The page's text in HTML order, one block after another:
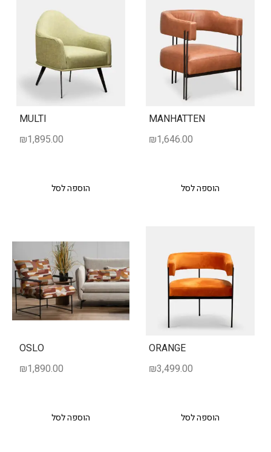
MANHATTEN
₪1,646.00
הוספה לסל
MULTI
₪1,895.00
הוספה לסל
ORANGE
₪3,499.00
הוספה לסל
OSLO
₪1,890.00
הוספה לסל